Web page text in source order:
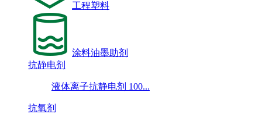
工程塑料
涂料油墨助剂
抗静电剂
液体离子抗静电剂 100...
抗氧剂